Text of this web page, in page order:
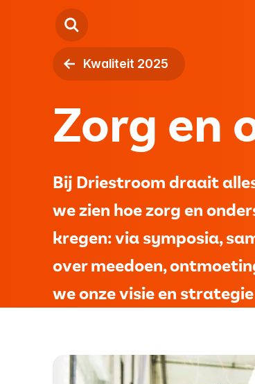
Jeugd
Locaties
Over ons
Behandelcentrum
Kwaliteit 2025
Zorg en
Bij Driestroom draait
we zien hoe zorg en
kregen: via symposia,
over meedoen,
we onze visie en